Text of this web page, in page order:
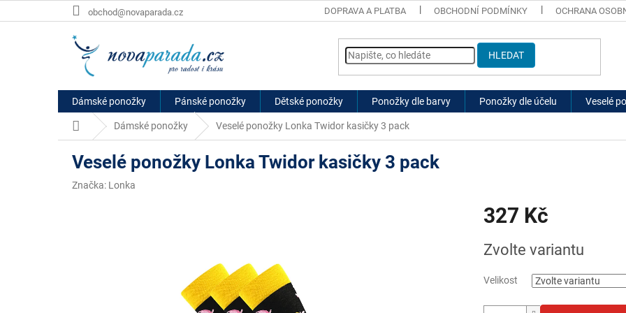
na
obchod@novaparada.cz DOPRAVA A PLATBA OBCHODNÍ PODMÍNKY OCHRANA
HLEDAT
Dámské ponožky Pánské ponožky Dětské ponožky Ponožky dle barvy Ponožky dle účelu Veselé
Domů Dámské ponožky Veselé ponožky Lonka Twidor kasičky 3 pack
Veselé ponožky Lonka Twidor kasičky 3 pack
Značka: Lonka
327 Kč
cena:
Zvolte variantu
Velikost